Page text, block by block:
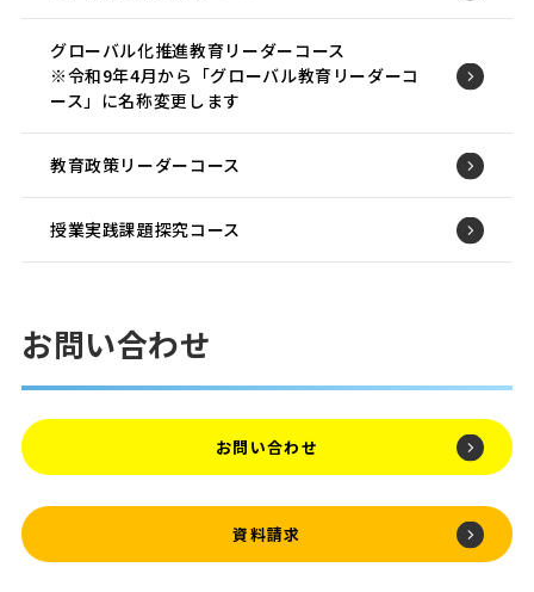
グローバル化推進教育リーダーコース
※令和9年4月から「グローバル教育リーダーコ
ース」に名称変更します
教育政策リーダーコース
授業実践課題探究コース
お問い合わせ
お問い合わせ
資料請求